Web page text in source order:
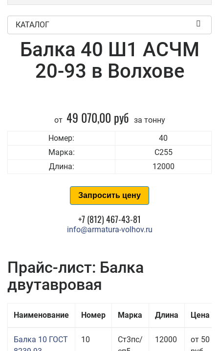
КАТАЛОГ
Балка 40 Ш1 АСЧМ
20-93 в Волхове
от 49 070,00 руб за тонну
Номер:
40
Марка:
С255
Длина:
12000
Запросить цену
+7 (812) 467-43-81
info@armatura-volhov.ru
Прайс-лист: Балка
двутавровая
Наименование Номер Марка Длина Цена
Балка 10 ГОСТ
10
Ст3пс/
12000
от 50